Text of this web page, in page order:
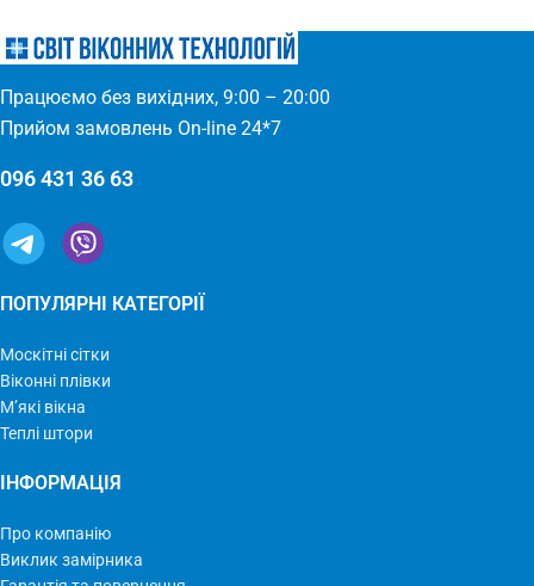
метал – елементарно
Працюємо без вихідних, 9:00 – 20:00
Прийом замовлень On-line 24*7
096 431 36 63
ПОПУЛЯРНІ КАТЕГОРІЇ
Москітні сітки
Віконні плівки
М’які вікна
Теплі штори
ІНФОРМАЦІЯ
Про компанію
Виклик замірника